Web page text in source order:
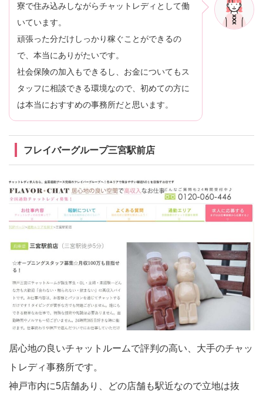
寮で住み込みしながらチャットレディとして働
いています。
頑張った分だけしっかり稼ぐことができるの
で、本当にありがたいです。
社会保険の加入もできるし、お金についてもス
タッフに相談できる環境なので、初めての方に
は本当におすすめの事務所だと思います。
フレイバーグループ三宮駅前店
居心地の良いチャットルームで評判の高い、大手のチャッ
トレディ事務所です。
神戸市内に5店舗あり、どの店舗も駅近なので立地は抜